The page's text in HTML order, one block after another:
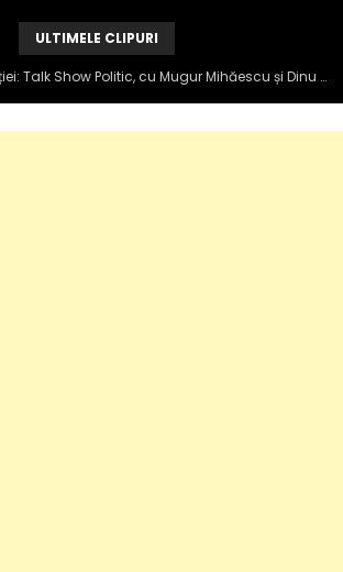
ULTIMELE CLIPURI
Zâmbetul Democrației: Talk Show Politic, cu Mugur Mihăescu și Dinu Popescu